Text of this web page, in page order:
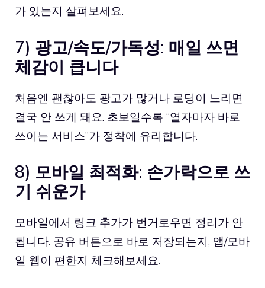
가 있는지 살펴보세요.
7) 광고/속도/가독성: 매일 쓰면
체감이 큽니다
처음엔 괜찮아도 광고가 많거나 로딩이 느리면
결국 안 쓰게 돼요. 초보일수록 “열자마자 바로
쓰이는 서비스”가 정착에 유리합니다.
8) 모바일 최적화: 손가락으로 쓰
기 쉬운가
모바일에서 링크 추가가 번거로우면 정리가 안
됩니다. 공유 버튼으로 바로 저장되는지, 앱/모바
일 웹이 편한지 체크해보세요.